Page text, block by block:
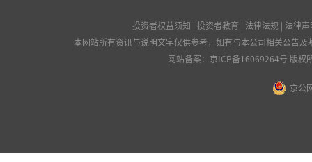
投资者权益须知 投资者教育 法律法规
法律声
本网站所有资讯与说明文字仅供参考，如有与本公司相关公告
网站备案： 京ICP备16069264号 版权
京公